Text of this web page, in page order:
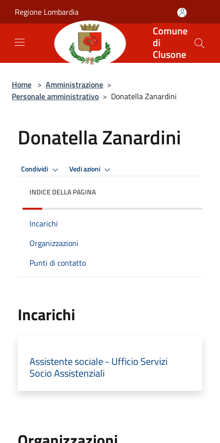
Regione Lombardia
Comune
di
Clusone
Home > Amministrazione >
Personale amministrativo > Donatella Zanardini
Donatella Zanardini
Condividi Vedi azioni
INDICE DELLA PAGINA
Incarichi
Organizzazioni
Punti di contatto
Incarichi
Assistente sociale - Ufficio Servizi
Socio Assistenziali